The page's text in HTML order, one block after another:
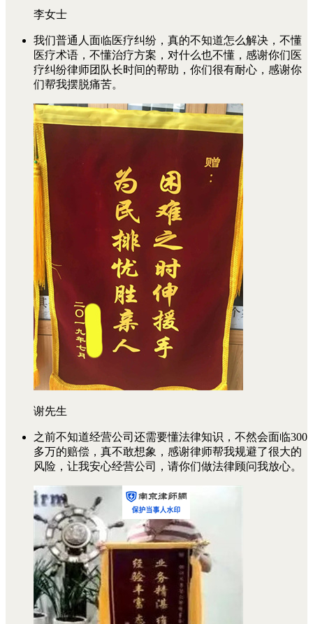
李女士
我们普通人面临医疗纠纷，真的不知道怎么解决，不懂
医疗术语，不懂治疗方案，对什么也不懂，感谢你们医
疗纠纷律师团队长时间的帮助，你们很有耐心，感谢你
们帮我摆脱痛苦。
谢先生
之前不知道经营公司还需要懂法律知识，不然会面临300
多万的赔偿，真不敢想象，感谢律师帮我规避了很大的
风险，让我安心经营公司，请你们做法律顾问我放心。